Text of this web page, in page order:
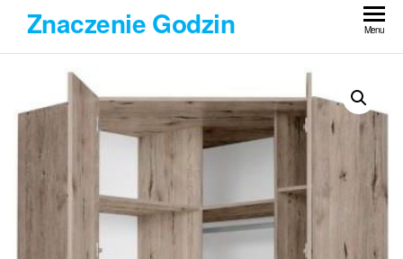
Przejdź
treści
Znaczenie Godzin Menu